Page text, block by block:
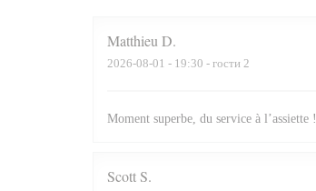
Matthieu D
2026-08-01 - 19:30 - гости 2
Moment superbe, du service à l’assiette !
Scott S